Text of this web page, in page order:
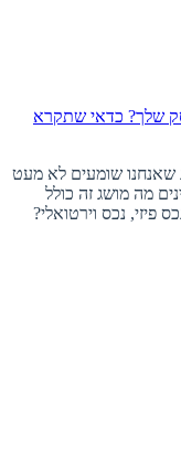
שלך? כדאי שתקרא
שאנחנו שומעים לא מעט
מה מושג זה כולל
פיזי, נכס וירטואלי?